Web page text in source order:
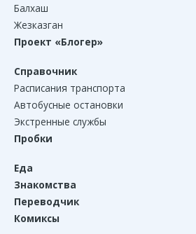
Балхаш
Жезказган
Проект «Блогер»
Справочник
Расписания транспорта
Автобусные остановки
Экстренные службы
Пробки
Еда
Знакомства
Переводчик
Комиксы